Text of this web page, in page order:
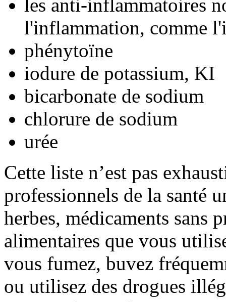
les anti-inflammatoires
l'inflammation, comme
phénytoïne
iodure de potassium, KI
bicarbonate de sodium
chlorure de sodium
urée
Cette liste n’est pas
professionnels de la santé
herbes, médicaments sans
alimentaires que vous
vous fumez, buvez
ou utilisez des drogues